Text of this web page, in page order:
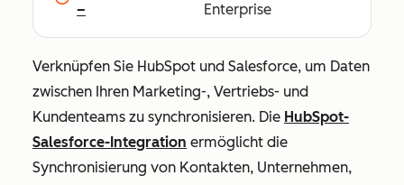
–
Enterprise
Verknüpfen Sie HubSpot und Salesforce, um Daten
zwischen Ihren Marketing-, Vertriebs- und
Kundenteams zu synchronisieren. Die HubSpot-
Salesforce-Integration ermöglicht die
Synchronisierung von Kontakten, Unternehmen,